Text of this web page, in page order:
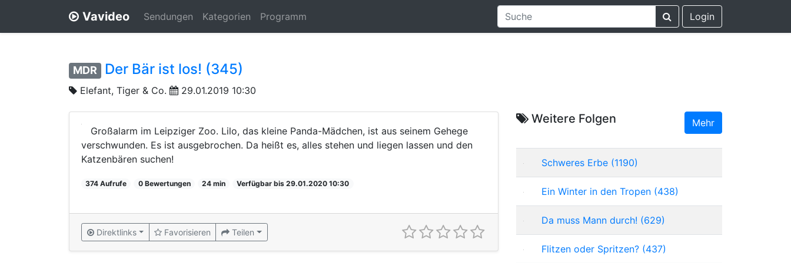
Vavideo Sendungen Kategorien Programm Login
MDR Der Bär ist los! (345)
Elefant, Tiger & Co. 29.01.2019 10:30
Großalarm im Leipziger Zoo. Lilo, das kleine Panda-Mädchen, ist aus seinem Gehege
verschwunden. Es ist ausgebrochen. Da heißt es, alles stehen und liegen lassen und den
Katzenbären suchen!
374 Aufrufe 0 Bewertungen 24 min Verfügbar bis 29.01.2020 10:30
Direktlinks Favorisieren Teilen
Weitere Folgen Mehr
Schweres Erbe (1190)
Ein Winter in den Tropen (438)
Da muss Mann durch! (629)
Flitzen oder Spritzen? (437)